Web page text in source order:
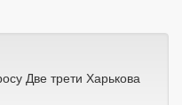
Две трети Харькова